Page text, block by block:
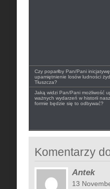
Czy poparłby Pan/Pani
upamiętnienie losów ludności
Tłuszcza?
Jaką widzi Pan/Pani możliwość
ważnych wydarzeń w historii
formie będzie się to odbywać?
Komentarzy
Antek
13